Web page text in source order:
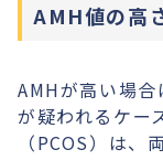
AMH値の高
AMHが高い場合
が疑われるケー
（PCOS）は